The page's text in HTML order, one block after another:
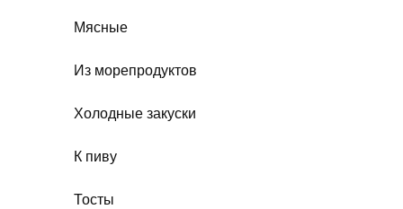
Мясные
Из морепродуктов
Холодные закуски
К пиву
Тосты